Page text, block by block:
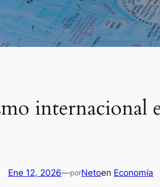
internacional
Ene 12, 2026—porNetoen Economía